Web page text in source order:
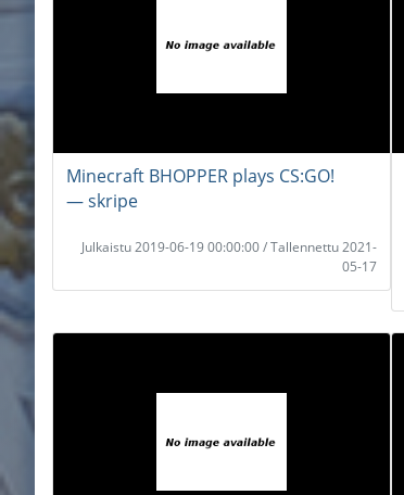
Minecraft BHOPPER plays CS:GO!
― skripe
Julkaistu 2019-06-19 00:00:00 / Tallennettu 2021-
05-17